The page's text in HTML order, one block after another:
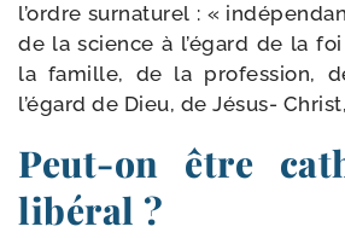
l’ordre sur­na­tu­rel : «
de la science à l’égard de la
la famille, de la pro­fes­sion,
l’égard de Dieu, de Jésus-
Peut-​on être
libéral ?